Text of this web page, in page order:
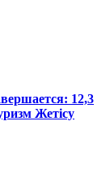
12,3
Жетісу